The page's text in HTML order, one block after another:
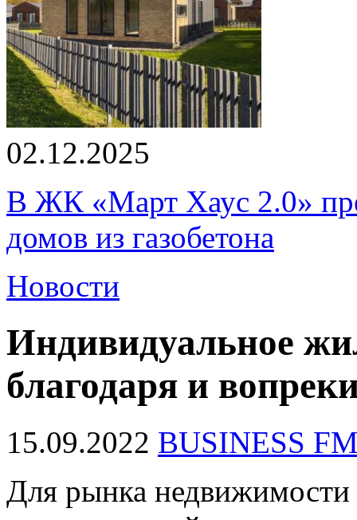
02.12.2025
В ЖК «Март Хаус 2.0»
домов из газобетона
Новости
Индивидуальное
благодаря и
15.09.2022 BUSINESS
Для рынка